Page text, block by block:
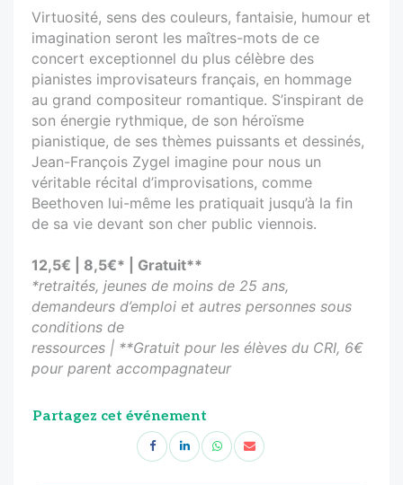
Virtuosité, sens des couleurs, fantaisie, humour et
imagination seront les maîtres-mots de ce
concert exceptionnel du plus célèbre des
pianistes improvisateurs français, en hommage
au grand compositeur romantique. S’inspirant de
son énergie rythmique, de son héroïsme
pianistique, de ses thèmes puissants et dessinés,
Jean-François Zygel imagine pour nous un
véritable récital d’improvisations, comme
Beethoven lui-même les pratiquait jusqu’à la fin
de sa vie devant son cher public viennois.
12,5€ | 8,5€* | Gratuit**
*retraités, jeunes de moins de 25 ans,
demandeurs d’emploi et autres personnes sous
conditions de
ressources | **Gratuit pour les élèves du CRI, 6€
pour parent accompagnateur
Partagez cet événement